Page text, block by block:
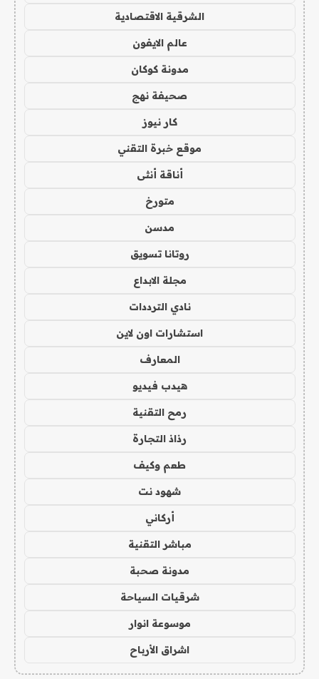
الشرقية الاقتصادية
عالم الايفون
مدونة كوكان
صحيفة نهج
كار نيوز
موقع خبرة التقني
أناقة أنثى
متورخ
مدسن
روتانا تسويق
مجلة الابداع
نادي الترددات
استشارات اون لاين
المعارف
هيدب فيديو
رمح التقنية
رذاذ التجارة
طعم وكيف
شهود نت
أركاني
مباشر التقنية
مدونة صحبة
شرقيات السياحة
موسوعة انوار
اشراق الأرباح